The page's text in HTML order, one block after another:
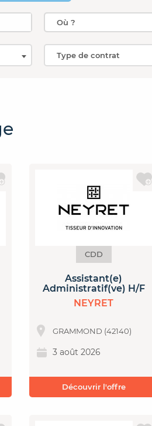
CDD
Assistant(e)
Administratif(ve) H/F
NEYRET
GRAMMOND (42140)
3 août 2026
Découvrir l'offre